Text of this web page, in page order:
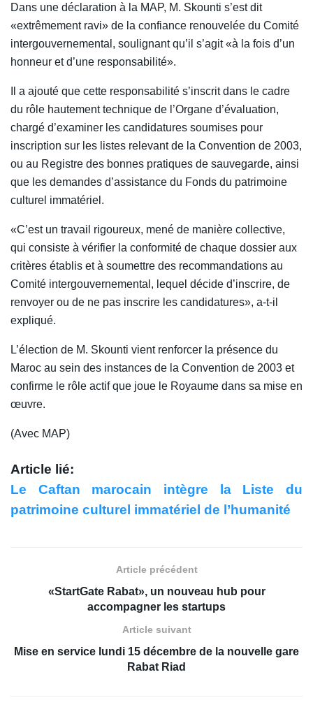
Dans une déclaration à la MAP, M. Skounti s’est dit
«extrêmement ravi» de la confiance renouvelée du Comité
intergouvernemental, soulignant qu’il s’agit «à la fois d’un
honneur et d’une responsabilité».
Il a ajouté que cette responsabilité s’inscrit dans le cadre
du rôle hautement technique de l’Organe d’évaluation,
chargé d’examiner les candidatures soumises pour
inscription sur les listes relevant de la Convention de 2003,
ou au Registre des bonnes pratiques de sauvegarde, ainsi
que les demandes d’assistance du Fonds du patrimoine
culturel immatériel.
«C’est un travail rigoureux, mené de manière collective,
qui consiste à vérifier la conformité de chaque dossier aux
critères établis et à soumettre des recommandations au
Comité intergouvernemental, lequel décide d’inscrire, de
renvoyer ou de ne pas inscrire les candidatures», a-t-il
expliqué.
L’élection de M. Skounti vient renforcer la présence du
Maroc au sein des instances de la Convention de 2003 et
confirme le rôle actif que joue le Royaume dans sa mise en
œuvre.
(Avec MAP)
Article lié:
Le Caftan marocain intègre la Liste du
patrimoine culturel immatériel de l’humanité
Article précédent
«StartGate Rabat», un nouveau hub pour
accompagner les startups
Article suivant
Mise en service lundi 15 décembre de la nouvelle gare
Rabat Riad